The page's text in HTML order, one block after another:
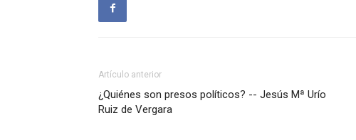
Artículo anterior
¿Quiénes son presos políticos? -- Jesús Mª Urío
Ruiz de Vergara